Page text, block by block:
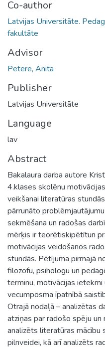
Co-author
Latvijas Universitāte.
fakultāte
Advisor
Petere, Anita
Publisher
Latvijas Universitāte
Language
lav
Abstract
Bakalaura darba autore
4.klases skolēnu
veikšanai literatūras
pārrunāto
sekmēšana un radošas
mērķis ir teorētiskipētītun
motivācijas veidošanos
stundās. Pētījuma pirmajā
filozofu, psihologu un
terminu, motivācijas
vecumposma īpatnībā
Otrajā nodaļā – analizētas
atziņas par radošo spēju
analizēts literatūras mācību
pilnveidei, kā arī analizēts